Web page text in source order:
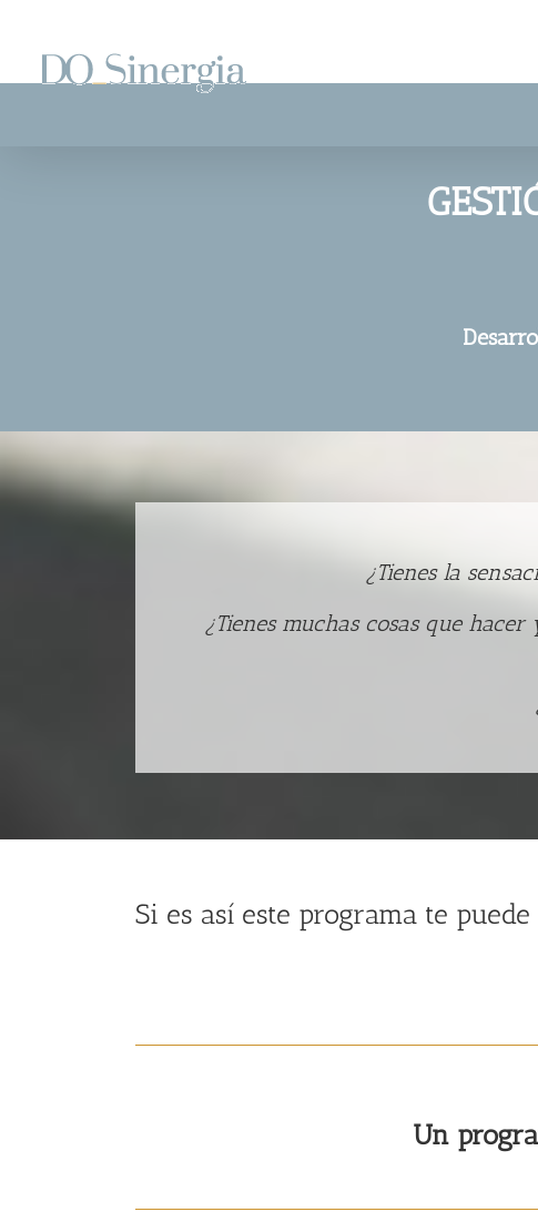
contenido
¿Tienes la
¿Tienes muchas cosas que
Si es así este programa te
Un